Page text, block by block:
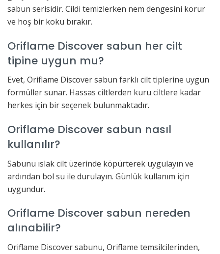
sabun serisidir. Cildi temizlerken nem dengesini korur
ve hoş bir koku bırakır.
Oriflame Discover sabun her cilt
tipine uygun mu?
Evet, Oriflame Discover sabun farklı cilt tiplerine uygun
formüller sunar. Hassas ciltlerden kuru ciltlere kadar
herkes için bir seçenek bulunmaktadır.
Oriflame Discover sabun nasıl
kullanılır?
Sabunu ıslak cilt üzerinde köpürterek uygulayın ve
ardından bol su ile durulayın. Günlük kullanım için
uygundur.
Oriflame Discover sabun nereden
alınabilir?
Oriflame Discover sabunu, Oriflame temsilcilerinden,